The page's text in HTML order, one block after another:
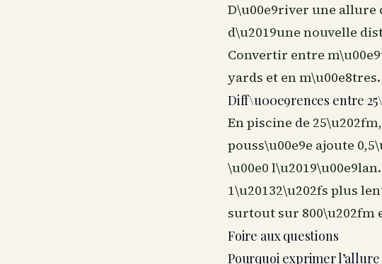
D\u00e9river une allure
d\u2019une nouvelle
Convertir entre
yards et en m\u00e8tres.
Diff\u00e9rences entre
En piscine de
pouss\u00e9e ajoute
\u00e0
1\u20132\u202fs plus
surtout sur 800\u202fm
Foire aux questions
Pourquoi exprimer l’allure